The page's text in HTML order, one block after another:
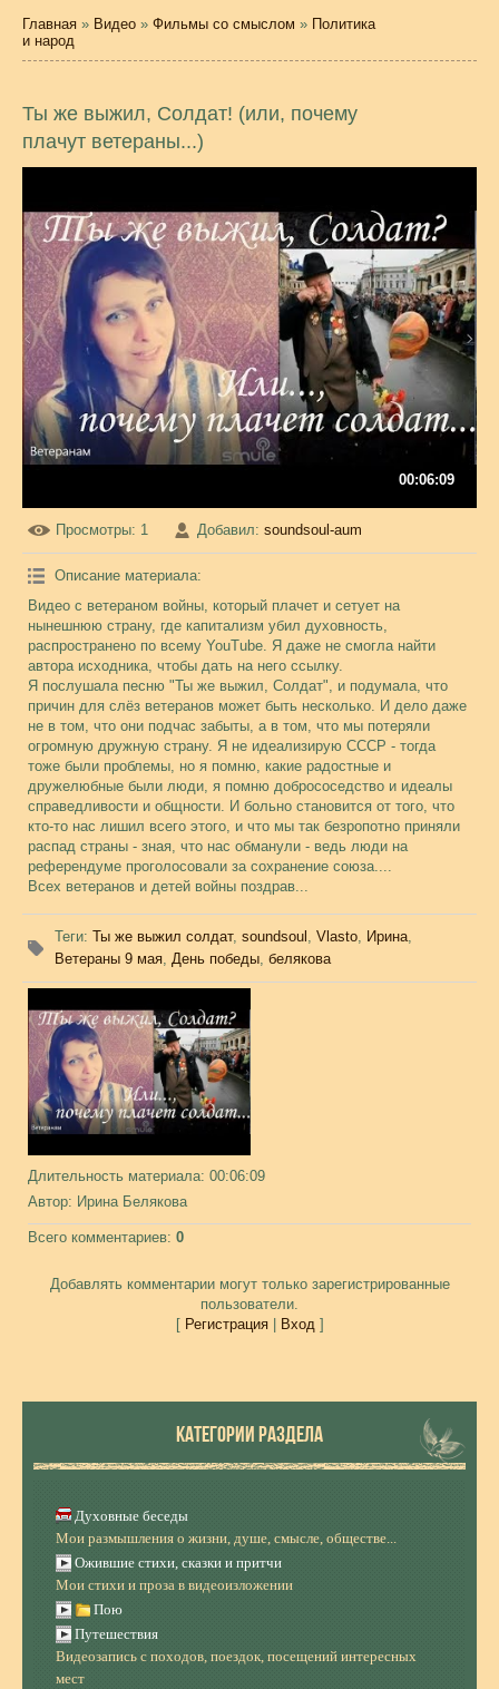
Главная » Видео » Фильмы со смыслом » Политика
и народ
Ты же выжил, Солдат! (или, почему
плачут ветераны...)
00:06:09
Просмотры: 1 Добавил: soundsoul-aum
Описание материала:
Видео с ветераном войны, который плачет и сетует на
нынешнюю страну, где капитализм убил духовность,
распространено по всему YouTube. Я даже не смогла найти
автора исходника, чтобы дать на него ссылку.
Я послушала песню "Ты же выжил, Солдат", и подумала, что
причин для слёз ветеранов может быть несколько. И дело даже
не в том, что они подчас забыты, а в том, что мы потеряли
огромную дружную страну. Я не идеализирую СССР - тогда
тоже были проблемы, но я помню, какие радостные и
дружелюбные были люди, я помню добрососедство и идеалы
справедливости и общности. И больно становится от того, что
кто-то нас лишил всего этого, и что мы так безропотно приняли
распад страны - зная, что нас обманули - ведь люди на
референдуме проголосовали за сохранение союза....
Всех ветеранов и детей войны поздрав...
Теги: Ты же выжил солдат, soundsoul , Vlasto, Ирина,
Ветераны 9 мая, День победы, белякова
Длительность материала: 00:06:09
Автор: Ирина Белякова
Всего комментариев: 0
Добавлять комментарии могут только зарегистрированные
пользователи.
[ Регистрация| Вход]
КАТЕГОРИИ РАЗДЕЛА
Духовные беседы
Мои размышления о жизни, душе, смысле, обществе...
Ожившие стихи, сказки и притчи
Мои стихи и проза в видеоизложении
Пою
Путешествия
Видеозапись с походов, поездок, посещений интересных
мест